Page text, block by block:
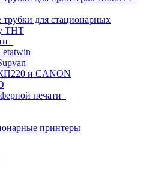
трубки для стационарных
THT
и CANON
печати
принтеры